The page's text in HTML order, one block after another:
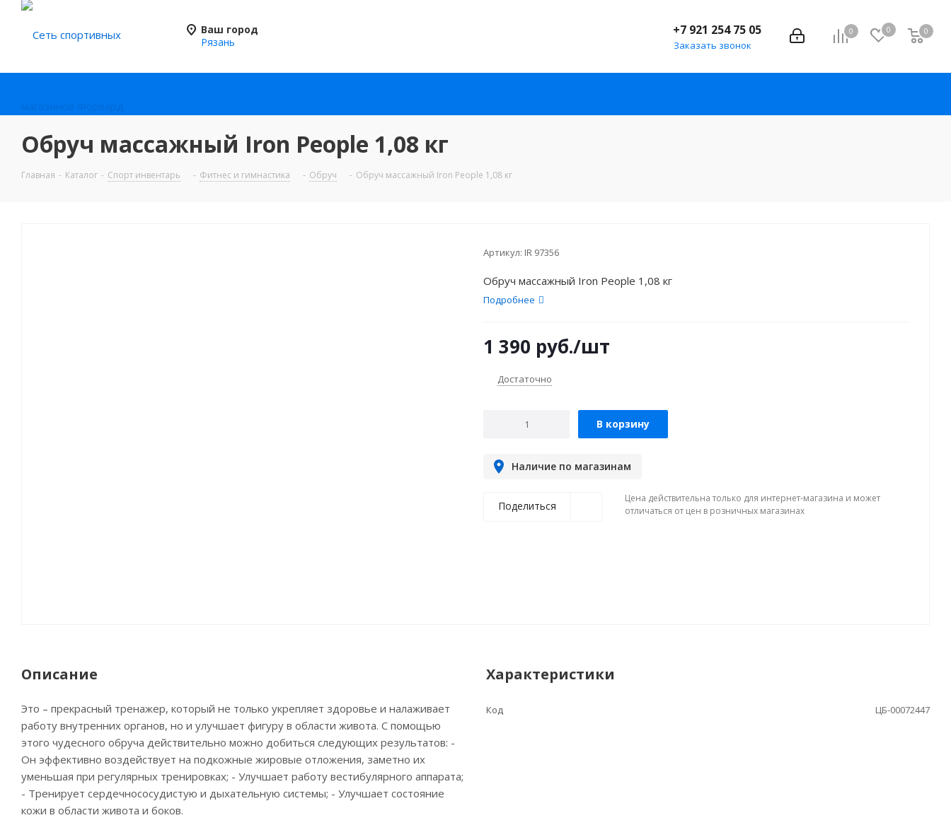
Ваш город
Рязань
0 0 0
+7 921 254 75 05
Заказать звонок
Обруч массажный Iron People 1,08 кг
Главная - Каталог - Спорт инвентарь - Фитнес и гимнастика - Обруч - Обруч массажный Iron People 1,08 кг
Артикул: IR 97356
Обруч массажный Iron People 1,08 кг
Подробнее
1 390 руб./шт
Достаточно
В корзину
Наличие по магазинам
Поделиться
Цена действительна только для интернет-магазина и может
отличаться от цен в розничных магазинах
Описание
Это – прекрасный тренажер, который не только укрепляет здоровье и налаживает
работу внутренних органов, но и улучшает фигуру в области живота. С помощью
этого чудесного обруча действительно можно добиться следующих результатов: -
Он эффективно воздействует на подкожные жировые отложения, заметно их
уменьшая при регулярных тренировках; - Улучшает работу вестибулярного аппарата;
- Тренирует сердечнососудистую и дыхательную системы; - Улучшает состояние
кожи в области живота и боков.
Характеристики
Код ЦБ-00072447